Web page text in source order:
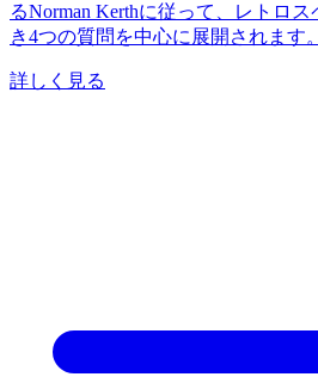
るNorman Kerthに従って、レトロ
き4つの質問を中心に展開されます。
詳しく見る